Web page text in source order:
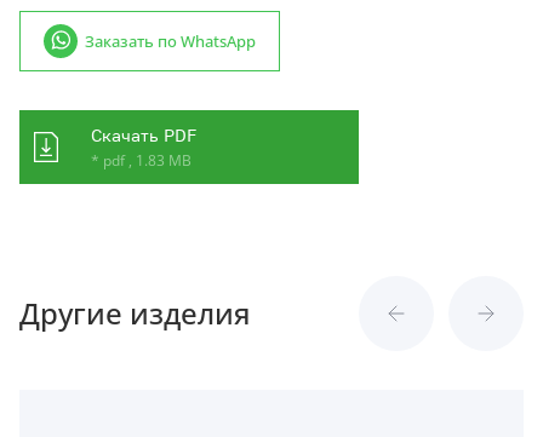
Заказать по WhatsApp
Скачать PDF
* pdf , 1.83 MB
Другие изделия